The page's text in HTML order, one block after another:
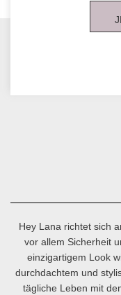
Hey Lana richtet sich
vor allem Sicherheit
einzigartigem Look
durchdachtem und
tägliche Leben mit